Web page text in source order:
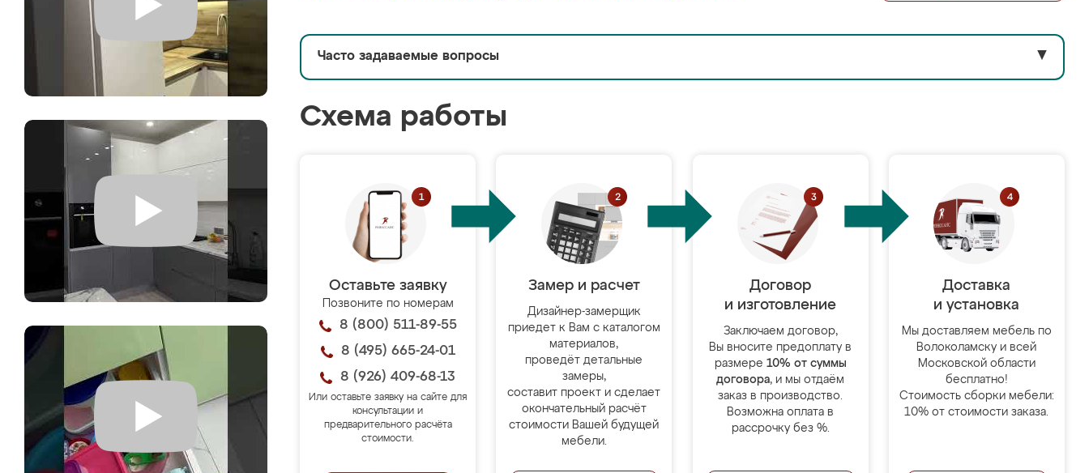
Часто задаваемые вопросы ▼
Схема работы
Оставьте заявку
Позвоните по номерам
8 (800) 511-89-55
8 (495) 665-24-01
8 (926) 409-68-13
Или оставьте заявку на сайте для
консультации и
предварительного расчёта
стоимости.
Замер и расчет
Дизайнер-замерщик
приедет к Вам с каталогом
материалов,
проведёт детальные
замеры,
составит проект и сделает
окончательный расчёт
стоимости Вашей будущей
мебели.
Договор
и изготовление
Заключаем договор,
Вы вносите предоплату в
размере 10% от суммы
договора, и мы отдаём
заказ в производство.
Возможна оплата в
рассрочку без %.
Доставка
и установка
Мы доставляем мебель по
Волоколамску и всей
Московской области
бесплатно!
Стоимость сборки мебели:
10% от стоимости заказа.